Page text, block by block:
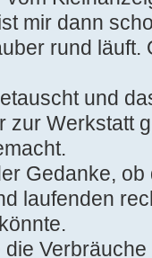
mir dann
rund läuft.
und
zur Werkstatt
Gedanke,
laufenden